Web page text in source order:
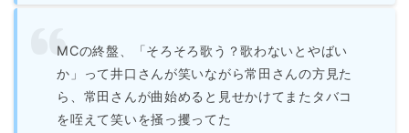
MCの終盤、「そろそろ歌う？歌わないとやばい
か」って井口さんが笑いながら常田さんの方見た
ら、常田さんが曲始めると見せかけてまたタバコ
を咥えて笑いを掻っ攫ってた